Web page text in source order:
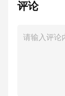
效。李先生
宿经营者
评论